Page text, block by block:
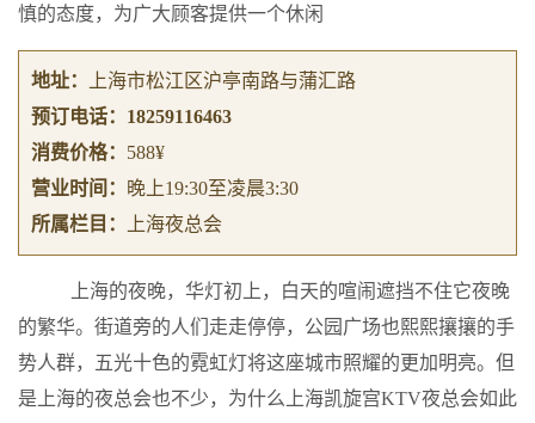
慎的态度，为广大顾客提供一个休闲
地址：
上海市松江区沪亭南路与蒲汇路
预订电话： 18259116463
消费价格： 588¥
营业时间：
晚上19:30至凌晨3:30
所属栏目：
上海夜总会
上海的夜晚，华灯初上，白天的喧闹遮挡不住它夜晚
的繁华。街道旁的人们走走停停，公园广场也熙熙攘攘的手
势人群，五光十色的霓虹灯将这座城市照耀的更加明亮。但
是上海的夜总会也不少，为什么上海凯旋宫KTV夜总会如此